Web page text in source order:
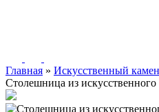
Главная » Искусственный
Столешница из